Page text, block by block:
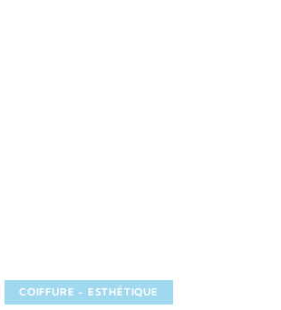
COIFFURE - ESTHÉTIQUE